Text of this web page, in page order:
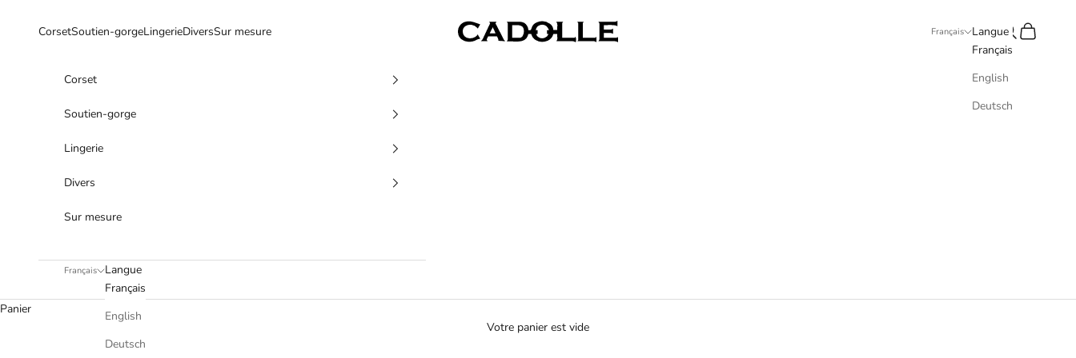
Cadolle
CorsetSoutien-gorgeLingerieDiversSur mesure Français
Langue
Français
English
Deutsch
Recherche
Panier
Corset
Soutien-gorge
Lingerie
Divers
Sur mesure
Français
Langue
Français
English
Deutsch
Panier
Votre panier est vide